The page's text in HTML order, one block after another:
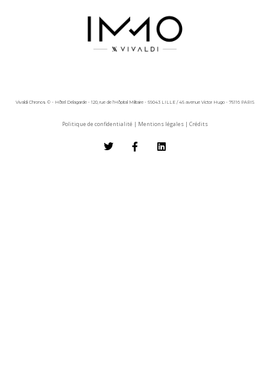
Vivaldi Chronos © - Hôtel Delagarde - 120, rue de l'Hôpital Militaire - 59043 LILLE / 45 avenue Victor Hugo - 75116 PARIS
Politique de confidentialité | Mentions légales | Crédits